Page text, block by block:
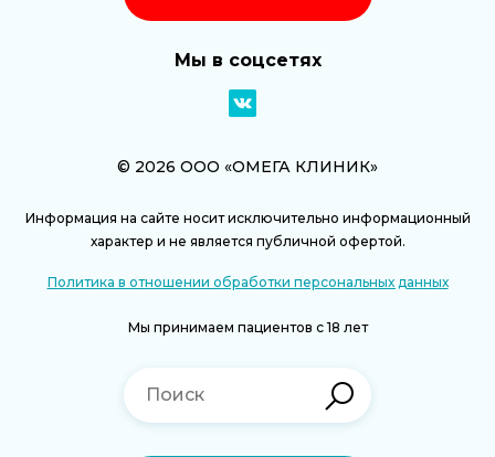
© 2026 ООО «ОМЕГА КЛИНИК»
Информация на сайте носит исключительно информационный
характер и не является публичной офертой.
Политика в отношении обработки персональных данных
Мы принимаем пациентов с 18 лет
Мы в соцсетях